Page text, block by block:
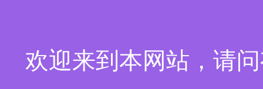
欢迎来到本网站，请